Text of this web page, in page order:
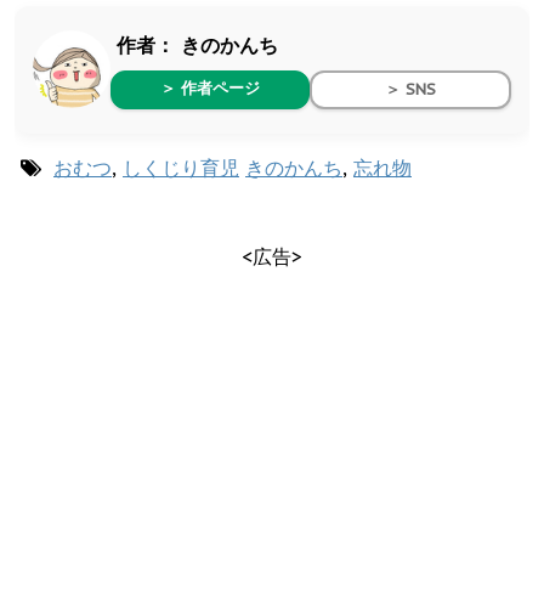
作者： きのかんち
＞ 作者ページ ＞ SNS
おむつ, しくじり育児 きのかんち, 忘れ物
<広告>